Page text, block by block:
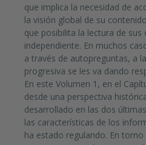
que implica la necesidad de
la visión global de su
que posibilita la lectura de
independiente. En muchos
a través de autopreguntas, a
progresiva se les va dando
En este Volumen 1, en el
desde una perspectiva
desarrollado en las dos
las características de los
ha estado regulando. En